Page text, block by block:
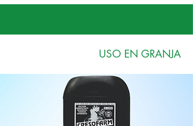
USO EN GRANJA